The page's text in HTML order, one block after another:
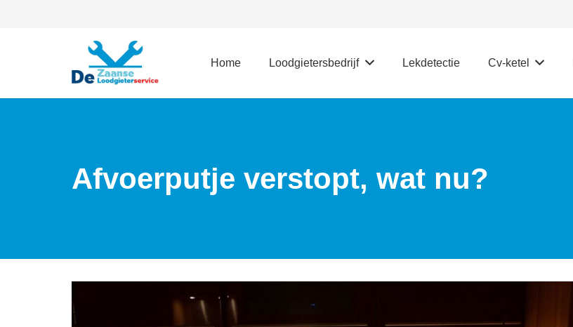
Home Loodgietersbedrijf Lekdetectie Cv-ketel
Afvoerputje verstopt, wat nu?